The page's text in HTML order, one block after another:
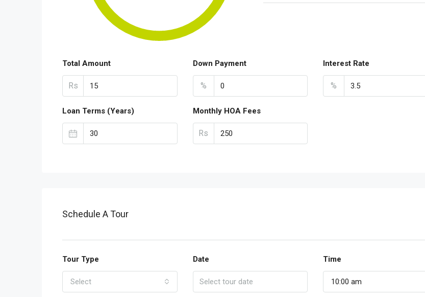
Total Amount
Rs
Down Payment
%
Interest Rate
%
Loan Terms (Years) Monthly HOA Fees
Rs
Schedule A Tour
Tour Type
Select
Date Time
10:00 am